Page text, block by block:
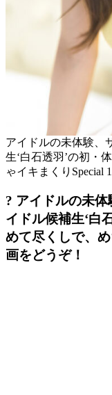
アイドルの未体験、
生‘白石透羽’の初・
ゃイキまくりSpecial
? アイドルの未
イドル候補生‘白
めて尽くしで、
画をどうぞ！